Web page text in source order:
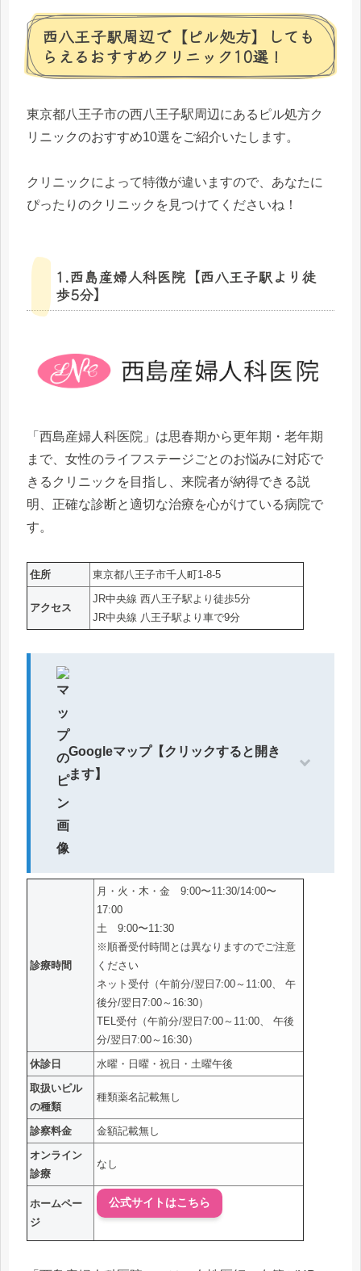
西八王子駅周辺で【ピル処方】しても
らえるおすすめクリニック10選！
東京都八王子市の西八王子駅周辺にあるピル処方ク
リニックのおすすめ10選をご紹介いたします。
クリニックによって特徴が違いますので、あなたに
ぴったりのクリニックを見つけてくださいね！
1.西島産婦人科医院【西八王子駅より徒
歩5分】
「西島産婦人科医院」は思春期から更年期・老年期
まで、女性のライフステージごとのお悩みに対応で
きるクリニックを目指し、来院者が納得できる説
明、正確な診断と適切な治療を心がけている病院で
す。
住所 東京都八王子市千人町1-8-5
アクセス
JR中央線 西八王子駅より徒歩5分
JR中央線 八王子駅より車で9分
Googleマップ【クリックすると開き
ます】
診療時間
月・火・木・金 9:00〜11:30/14:00〜
17:00
土 9:00〜11:30
※順番受付時間とは異なりますのでご注意
ください
ネット受付（午前分/翌日7:00～11:00、 午
後分/翌日7:00～16:30）
TEL受付（午前分/翌日7:00～11:00、 午後
分/翌日7:00～16:30）
休診日
水曜・日曜・祝日・土曜午後
取扱いピル
の種類
種類薬名記載無し
診察料金
金額記載無し
オンライン
診療
なし
ホームペー
ジ
公式サイトはこちら